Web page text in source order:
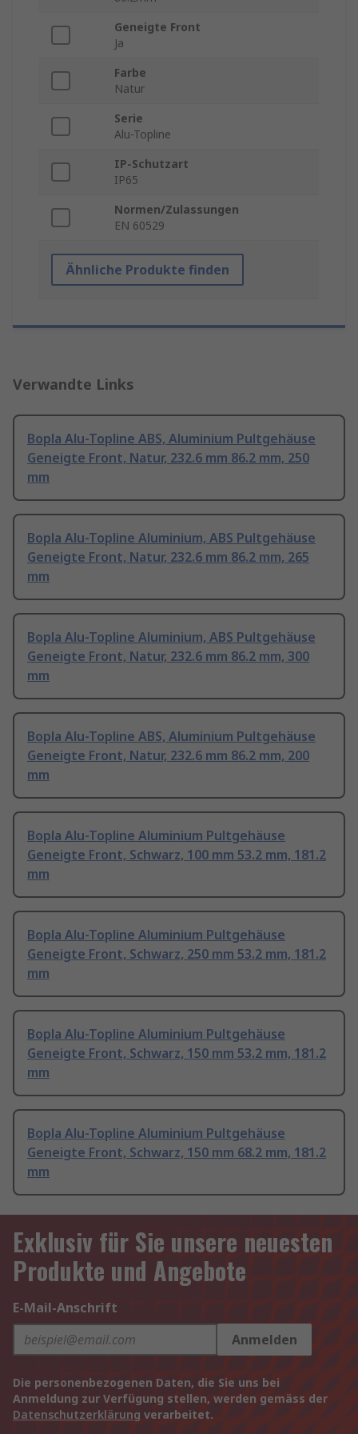
Geneigte Front
Ja
Farbe
Natur
Serie
Alu-Topline
IP-Schutzart
IP65
Normen/Zulassungen
EN 60529
Ähnliche Produkte finden
Verwandte Links
Bopla Alu-Topline ABS, Aluminium Pultgehäuse
Geneigte Front, Natur, 232.6 mm 86.2 mm, 250
mm
Bopla Alu-Topline Aluminium, ABS Pultgehäuse
Geneigte Front, Natur, 232.6 mm 86.2 mm, 265
mm
Bopla Alu-Topline Aluminium, ABS Pultgehäuse
Geneigte Front, Natur, 232.6 mm 86.2 mm, 300
mm
Bopla Alu-Topline ABS, Aluminium Pultgehäuse
Geneigte Front, Natur, 232.6 mm 86.2 mm, 200
mm
Bopla Alu-Topline Aluminium Pultgehäuse
Geneigte Front, Schwarz, 100 mm 53.2 mm, 181.2
mm
Bopla Alu-Topline Aluminium Pultgehäuse
Geneigte Front, Schwarz, 250 mm 53.2 mm, 181.2
mm
Bopla Alu-Topline Aluminium Pultgehäuse
Geneigte Front, Schwarz, 150 mm 53.2 mm, 181.2
mm
Bopla Alu-Topline Aluminium Pultgehäuse
Geneigte Front, Schwarz, 150 mm 68.2 mm, 181.2
mm
Exklusiv für Sie unsere neuesten
Produkte und Angebote
E-Mail-Anschrift
Anmelden
Die personenbezogenen Daten, die Sie uns bei
Anmeldung zur Verfügung stellen, werden gemäss der
Datenschutzerklärung verarbeitet.